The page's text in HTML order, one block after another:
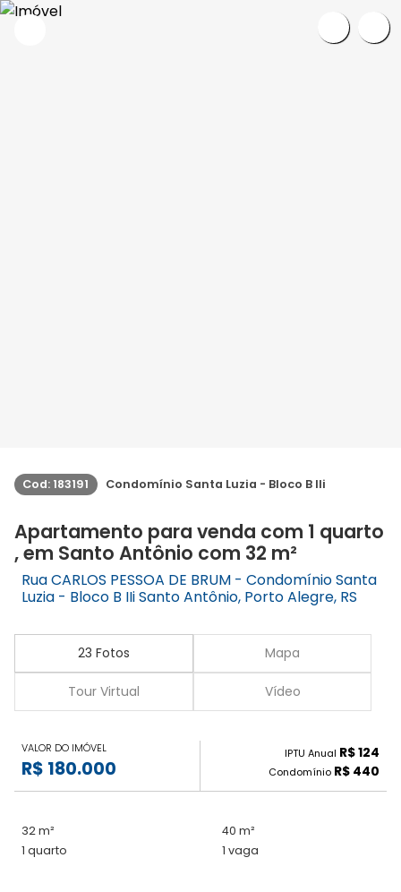
Cod: 183191 Condomínio Santa Luzia - Bloco B IIi
Apartamento para venda com 1 quarto
, em Santo Antônio com 32 m²
Rua CARLOS PESSOA DE BRUM - Condomínio Santa
Luzia - Bloco B IIi Santo Antônio, Porto Alegre, RS
23 Fotos Mapa
Tour Virtual Vídeo
VALOR DO IMÓVEL
R$ 180.000
IPTU Anual R$ 124
Condomínio R$ 440
32 m²
40 m²
1 quarto
1 vaga